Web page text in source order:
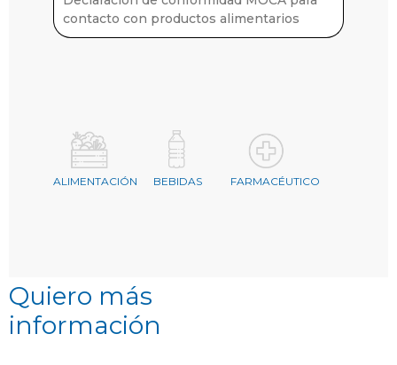
contacto con productos alimentarios
ALIMENTACIÓN BEBIDAS FARMACÉUTICO
Quiero más
información